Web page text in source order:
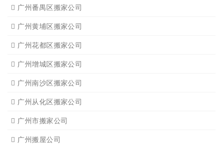
广州番禺区搬家公司
广州黄埔区搬家公司
广州花都区搬家公司
广州增城区搬家公司
广州南沙区搬家公司
广州从化区搬家公司
广州市搬家公司
广州搬屋公司